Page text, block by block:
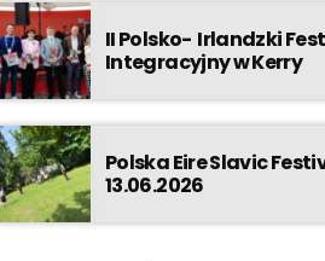
II Polsko- Irlandzki
Integracyjny w Kerry
Polska Eire Slavic
13.06.2026